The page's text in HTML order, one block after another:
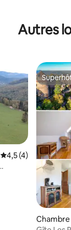
Autres
Évaluation
4,5 (4)